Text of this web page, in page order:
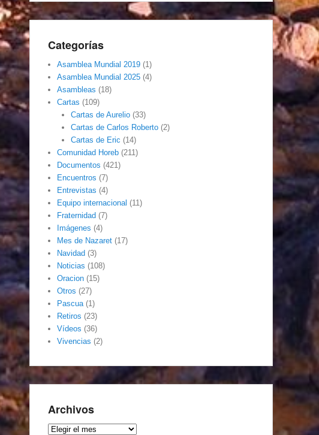
Categorías
Asamblea Mundial 2019 (1)
Asamblea Mundial 2025 (4)
Asambleas (18)
Cartas (109)
Cartas de Aurelio(33)
Cartas de Carlos Roberto(2)
Cartas de Eric (14)
Comunidad Horeb (211)
Documentos (421)
Encuentros (7)
Entrevistas (4)
Equipo internacional (11)
Fraternidad (7)
Imágenes (4)
Mes de Nazaret (17)
Navidad (3)
Noticias (108)
Oracion (15)
Otros (27)
Pascua(1)
Retiros (23)
Vídeos (36)
Vivencias (2)
Archivos
Archivos